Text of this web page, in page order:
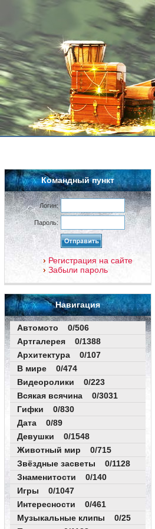
Командный пункт
Логин:
Пароль:
Регистрация на сайте
Забыли пароль
Навигация
Автомото 0/506
Артгалерея 0/1388
Архитектура 0/107
В мире 0/474
Видеоролики 0/223
Всякая всячина 0/3031
Гифки 0/830
Дата 0/89
Девушки 0/1548
Животный мир 0/715
Звёздные засветы 0/1128
Знаменитости 0/140
Игры 0/1047
Интересности 0/461
Музыкальные клипы 0/25